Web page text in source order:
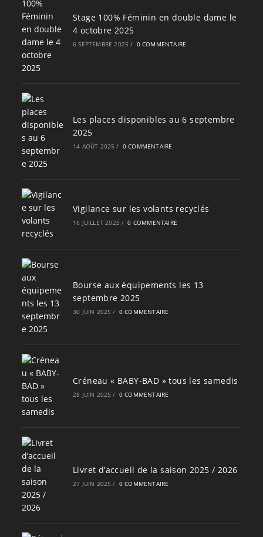
Stage 100% Féminin en double dame le
4 octobre 2025
6 SEPTEMBRE 2025 / 0 COMMENTAIRE
Les places disponibles au 6 septembre
2025
14 AOÛT 2025 / 0 COMMENTAIRE
Vigilance sur les volants recyclés
16 JUILLET 2025 / 0 COMMENTAIRE
Bourse aux équipements les 13
septembre 2025
30 JUIN 2025 / 0 COMMENTAIRE
Créneau « BABY-BAD » tous les samedis
28 JUIN 2025 / 0 COMMENTAIRE
Livret d’accueil de la saison 2025 / 2026
27 JUIN 2025 / 0 COMMENTAIRE